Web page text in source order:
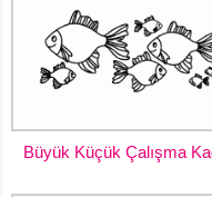
Büyük Küçük Çalışma